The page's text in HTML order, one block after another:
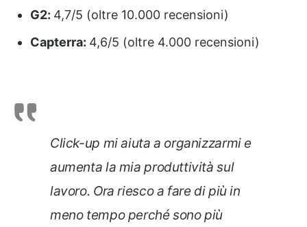
G2: 4,7/5 (oltre 10.000 recensioni)
Capterra: 4,6/5 (oltre 4.000 recensioni)
Click-up mi aiuta a organizzarmi e
aumenta la mia produttività sul
lavoro. Ora riesco a fare di più in
meno tempo perché sono più